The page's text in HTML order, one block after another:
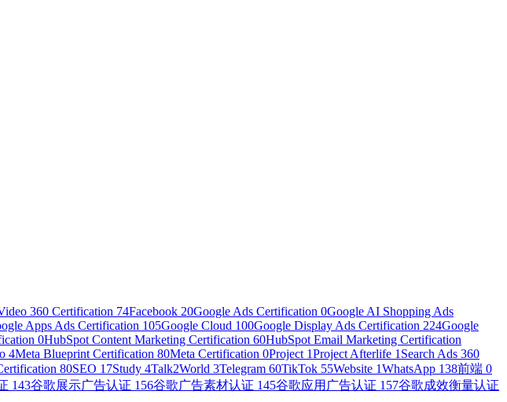
360 Certification 74Facebook 20Google Ads Certification 0Google AI Shopping Ads
Apps Ads Certification 105Google Cloud 100Google Display Ads Certification 224Google
0HubSpot Content Marketing Certification 60HubSpot Email Marketing Certification
4Meta Blueprint Certification 80Meta Certification 0Project 1Project Afterlife 1 Search Ads 360
80SEO 17Study 4Talk2World 3Telegram 60TikTok 55Website 1WhatsApp 138前端 0
143谷歌展示广告认证 156谷歌广告素材认证 145谷歌应用广告认证 157谷歌成效衡量认证